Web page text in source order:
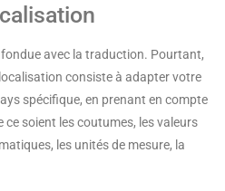
avec la traduction. Pourtant,
consiste à adapter votre
spécifique, en prenant en compte
soient les coutumes, les valeurs
les unités de mesure, la